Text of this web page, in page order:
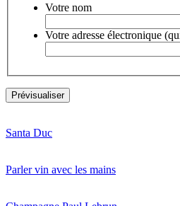
Votre nom
Votre adresse électronique
Santa Duc
Parler vin avec les mains